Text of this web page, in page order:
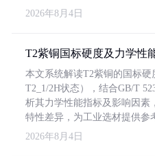
2026年8月4日
T2紫铜国标硬度及力学性
本文系统解读T2紫铜的国标硬
T2_1/2H状态），结合GB/T
析其力学性能指标及影响因素
特性差异，为工业选材提供参
2026年8月4日